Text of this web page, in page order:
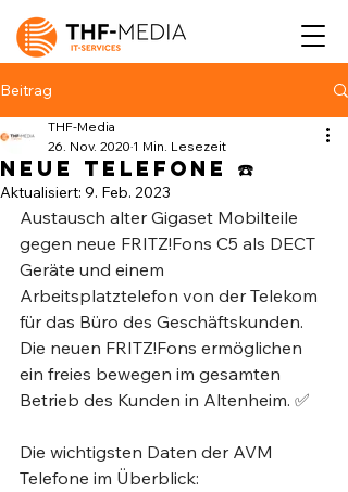
Beitrag
Neue Telefone ☎️
THF-Media
26. Nov. 2020 1 Min. Lesezeit
Aktualisiert: 9. Feb. 2023
Austausch alter Gigaset Mobilteile
gegen neue FRITZ!Fons C5 als DECT
Geräte und einem
Arbeitsplatztelefon von der Telekom
für das Büro des Geschäftskunden.
Die neuen FRITZ!Fons ermöglichen
ein freies bewegen im gesamten
Betrieb des Kunden in Altenheim. ✅⁣
Die wichtigsten Daten der AVM
Telefone im Überblick:⁣